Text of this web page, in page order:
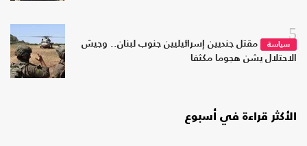
5
سياسة
مقتل جنديين إسرائيليين جنوب لبنان.. وجيش
الاحتلال يشن هجوما مكثفا
الأكثر قراءة في أسبوع